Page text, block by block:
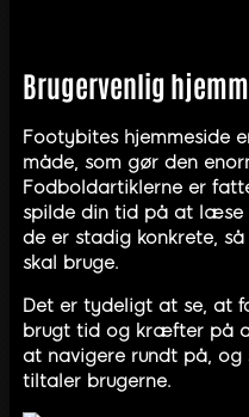
Brugervenlig
Footybites hjemmeside
måde, som gør den
Fodboldartiklerne er
spilde din tid på at læse
de er stadig konkrete,
skal bruge.
Det er tydeligt at se, at
brugt tid og kræfter på
at navigere rundt på, og
tiltaler brugerne.